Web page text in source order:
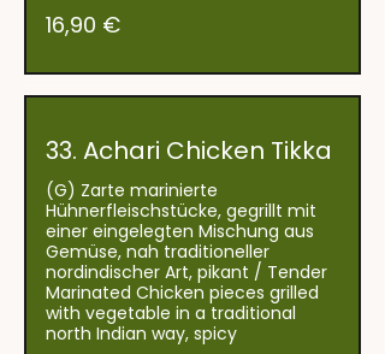
16,90 €
33. Achari Chicken Tikka
(G) Zarte marinierte
Hühnerfleischstücke, gegrillt mit
einer eingelegten Mischung aus
Gemüse, nah traditioneller
nordindischer Art, pikant / Tender
Marinated Chicken pieces grilled
with vegetable in a traditional
north Indian way, spicy